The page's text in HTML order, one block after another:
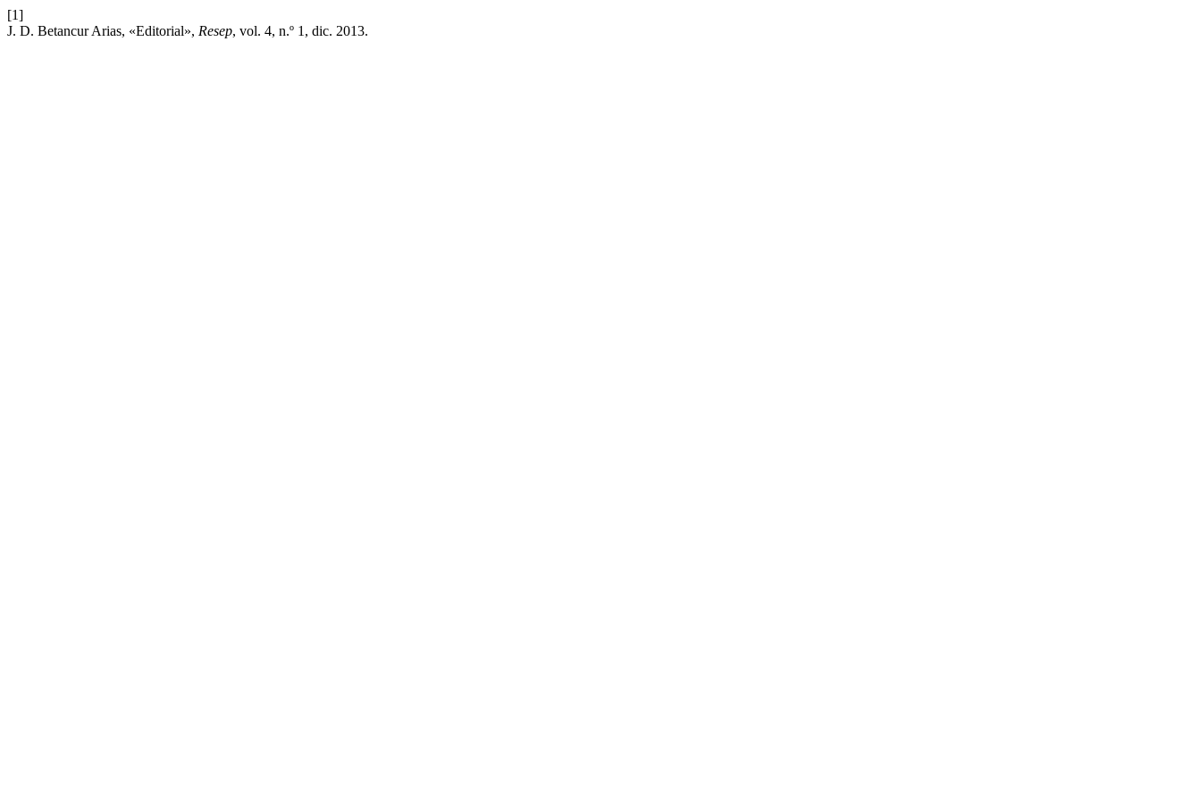
[1]
J. D. Betancur Arias, «Editorial», Resep, vol. 4, n.º 1, dic. 2013.